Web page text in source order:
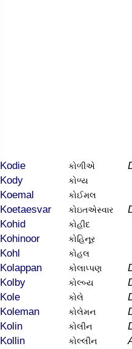
Kodie કોળીએ
Kody
કોળ્ય
Koemal કોઈમલ
Koetaesvar કોઇતએસ્વાર
Kohid
કોહીદ
Kohinoor કોહિનૂર
Kohl કોહલ
Kolappan કોલાપ્પણ
Kolby
કોલ્બ્ય
Kole
કોલે
Koleman
કોલેમન
Kolin
કોલીન
Kollin
કોલ્લીન